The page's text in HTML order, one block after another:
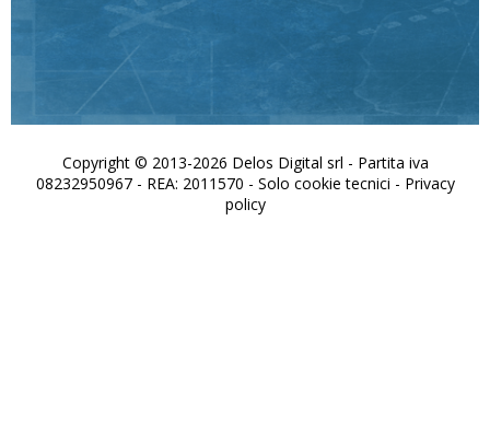
Copyright © 2013-2026 Delos Digital srl - Partita iva
08232950967 - REA: 2011570 - Solo cookie tecnici - Privacy
policy